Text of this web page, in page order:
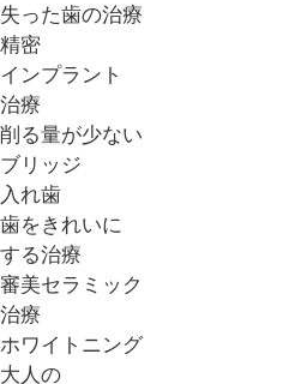
失った歯の治療
精密
インプラント
治療
削る量が少ない
ブリッジ
入れ歯
歯をきれいに
する治療
審美セラミック
治療
ホワイトニング
大人の